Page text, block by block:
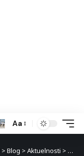
Aa
> Blog > Aktuelnosti >